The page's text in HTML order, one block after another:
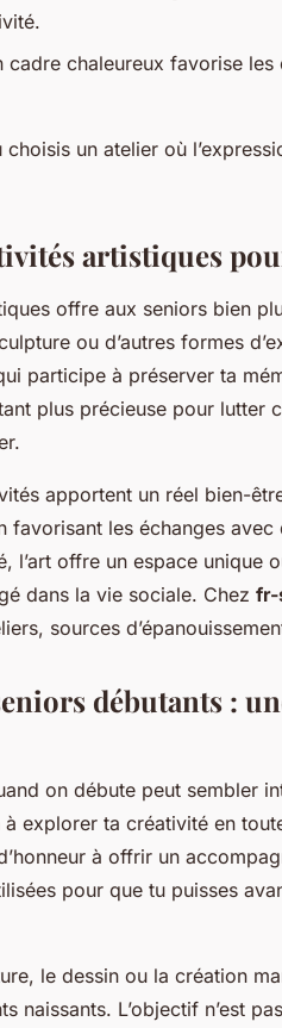
cadre chaleureux favorise
un atelier où
artistiques
offre aux seniors bien
ou d’autres formes
participe à préserver ta
plus précieuse pour lutter
apportent un réel bien-
les échanges avec
l’art offre un espace unique
dans la vie sociale. Chez fr-
sources
débutants :
on débute peut sembler
explorer ta créativité en
à offrir un
pour que tu puisses
le dessin ou la création
naissants. L’objectif n’est